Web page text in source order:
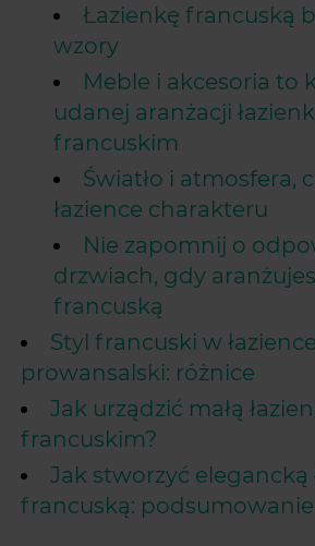
Łazienkę francuską
wzory
Meble i akcesoria to
udanej aranżacji
francuskim
Światło i atmosfera,
łazience charakteru
Nie zapomnij o
drzwiach, gdy
francuską
Styl francuski w
prowansalski: różnice
Jak urządzić małą
francuskim?
Jak stworzyć elegancką
francuską: podsumowanie